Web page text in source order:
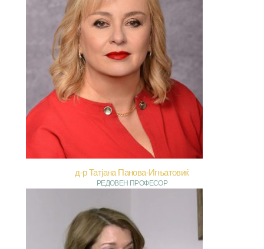
д-р Татјана Панова-Игњатовиќ
РЕДОВЕН ПРОФЕСОР